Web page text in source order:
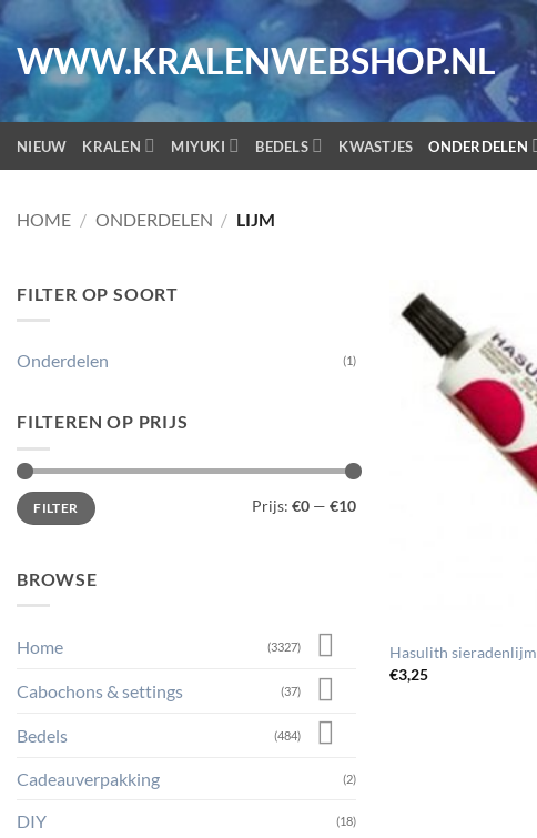
naar
inhoud
WWW.KRALENWEBSHOP.NL
NIEUW KRALEN MIYUKI BEDELS KWASTJES ONDERDELEN
HOME / ONDERDELEN / LIJM
FILTER OP SOORT
Onderdelen (1)
FILTEREN OP PRIJS
Min.
prijs
Max.
prijsFILTER Prijs: €0 — €10
BROWSE
Home (3327)
Cabochons & settings (37)
Bedels (484)
Cadeauverpakking (2)
DIY (18)
Hasulith sieradenlijm
€3,25